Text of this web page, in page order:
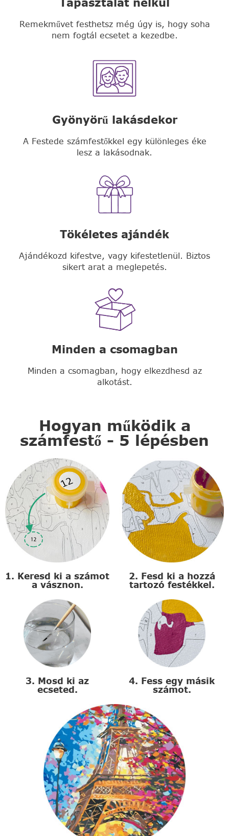
Remekművet festhetsz még úgy is, hogy soha
nem fogtál ecsetet a kezedbe.
Gyönyörű lakásdekor
A Festede számfestőkkel egy különleges éke
lesz a lakásodnak.
Tökéletes ajándék
Ajándékozd kifestve, vagy kifestetlenül. Biztos
sikert arat a meglepetés.
Minden a csomagban
Minden a csomagban, hogy elkezdhesd az
alkotást.
Hogyan működik a
számfestő - 5 lépésben
1. Keresd ki a számot
a vásznon.
2. Fesd ki a hozzá
tartozó festékkel.
3. Mosd ki az
ecseted.
4. Fess egy másik
számot.